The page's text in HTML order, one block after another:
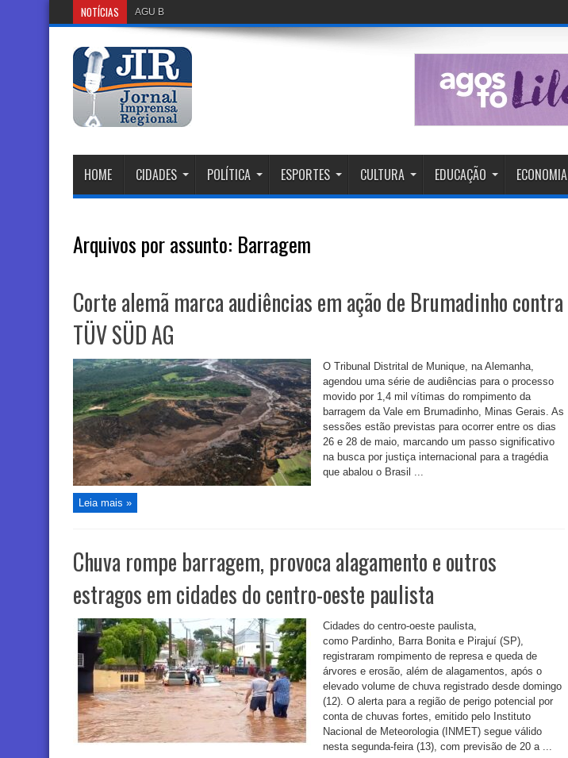
NOTÍCIAS AGU Busca Suspender Plataforma Discor
HOME CIDADES POLÍTICA ESPORTES CULTURA EDUCAÇÃO ECONOMIA
Arquivos por assunto: Barragem
Corte alemã marca audiências em ação de Brumadinho contra
TÜV SÜD AG
O Tribunal Distrital de Munique, na Alemanha,
agendou uma série de audiências para o processo
movido por 1,4 mil vítimas do rompimento da
barragem da Vale em Brumadinho, Minas Gerais. As
sessões estão previstas para ocorrer entre os dias
26 e 28 de maio, marcando um passo significativo
na busca por justiça internacional para a tragédia
que abalou o Brasil ...
Leia mais »
Chuva rompe barragem, provoca alagamento e outros
estragos em cidades do centro-oeste paulista
Cidades do centro-oeste paulista,
como Pardinho, Barra Bonita e Pirajuí (SP),
registraram rompimento de represa e queda de
árvores e erosão, além de alagamentos, após o
elevado volume de chuva registrado desde domingo
(12). O alerta para a região de perigo potencial por
conta de chuvas fortes, emitido pelo Instituto
Nacional de Meteorologia (INMET) segue válido
nesta segunda-feira (13), com previsão de 20 a ...